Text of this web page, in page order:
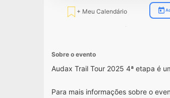
+ Meu Calendário
Sobre o evento
Audax Trail Tour 2025 4ª etapa é
Para mais informações sobre o